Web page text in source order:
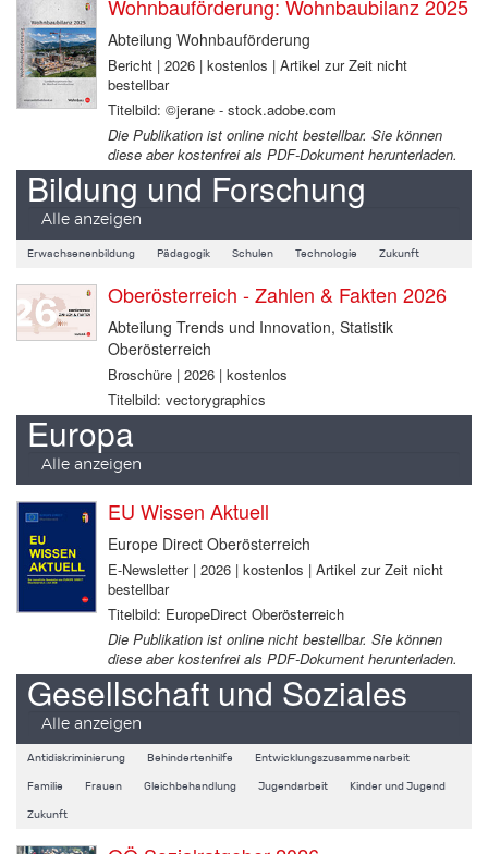
Wohnbauförderung: Wohnbaubilanz 2025
Abteilung Wohnbauförderung
Bericht | 2026 | kostenlos | Artikel zur Zeit nicht
bestellbar
Titelbild: ©jerane - stock.adobe.com
Die Publikation ist online nicht bestellbar. Sie können
diese aber kostenfrei als PDF-Dokument herunterladen.
Bildung und Forschung
Alle anzeigen
Erwachsenenbildung Pädagogik Schulen Technologie Zukunft
Oberösterreich - Zahlen & Fakten 2026
Abteilung Trends und Innovation, Statistik
Oberösterreich
Broschüre | 2026 | kostenlos
Titelbild: vectorygraphics
Europa
Alle anzeigen
EU Wissen Aktuell
Europe Direct Oberösterreich
E-Newsletter | 2026 | kostenlos | Artikel zur Zeit nicht
bestellbar
Titelbild: EuropeDirect Oberösterreich
Die Publikation ist online nicht bestellbar. Sie können
diese aber kostenfrei als PDF-Dokument herunterladen.
Gesellschaft und Soziales
Alle anzeigen
Antidiskriminierung Behindertenhilfe Entwicklungszusammenarbeit
Familie Frauen Gleichbehandlung Jugendarbeit Kinder und Jugend
Zukunft